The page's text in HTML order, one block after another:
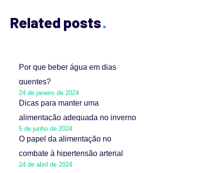
Related posts
Por que beber água em dias
quentes?
24 de janeiro de 2024
Dicas para manter uma
alimentação adequada no inverno
5 de junho de 2024
O papel da alimentação no
combate à hipertensão arterial
24 de abril de 2024